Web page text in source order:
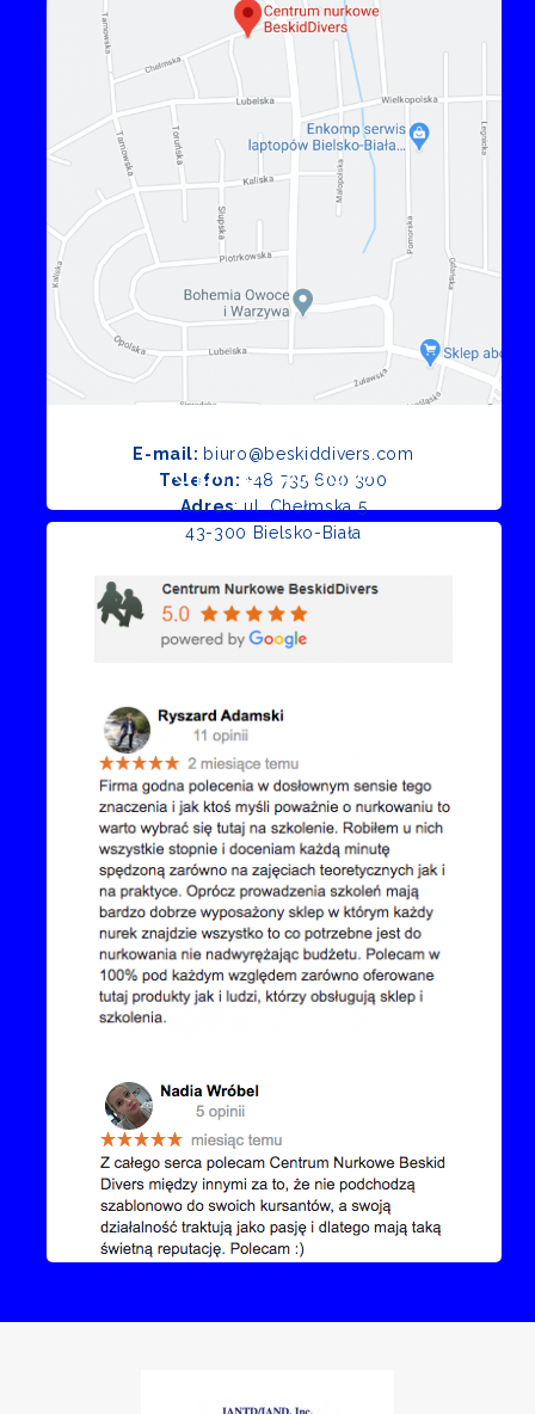
E-mail: biuro@beskiddivers.com
Telefon: +48 735 600 300
Adres: ul. Chełmska 5
43-300 Bielsko-Biała
Opinie Google